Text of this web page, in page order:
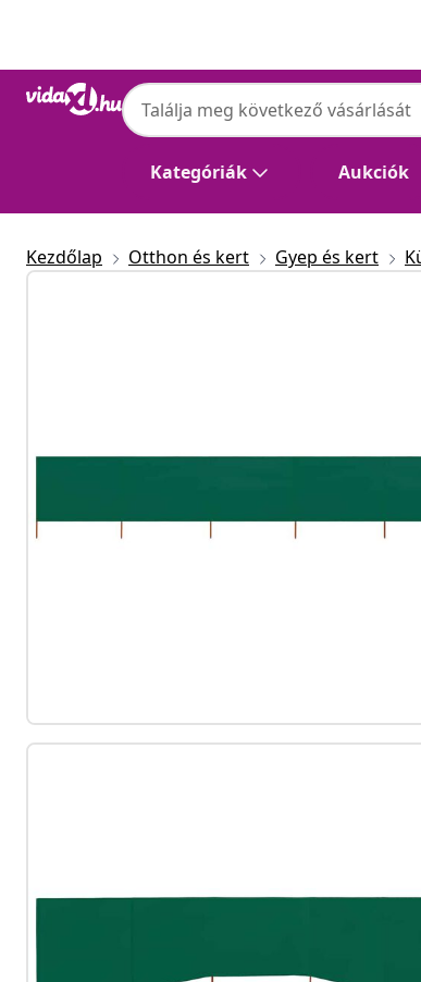
Kategóriák Aukciók
Kezdőlap Otthon és kert Gyep és kert